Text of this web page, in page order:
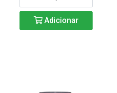
Adicionar